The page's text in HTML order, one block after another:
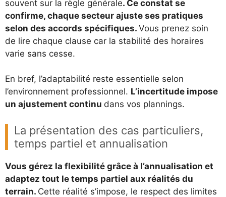
souvent sur la règle générale. Ce constat se
confirme, chaque secteur ajuste ses pratiques
selon des accords spécifiques. Vous prenez soin
de lire chaque clause car la stabilité des horaires
varie sans cesse.
En bref, l’adaptabilité reste essentielle selon
l’environnement professionnel. L’incertitude impose
un ajustement continu dans vos plannings.
La présentation des cas particuliers,
temps partiel et annualisation
Vous gérez la flexibilité grâce à l’annualisation et
adaptez tout le temps partiel aux réalités du
terrain. Cette réalité s’impose, le respect des limites